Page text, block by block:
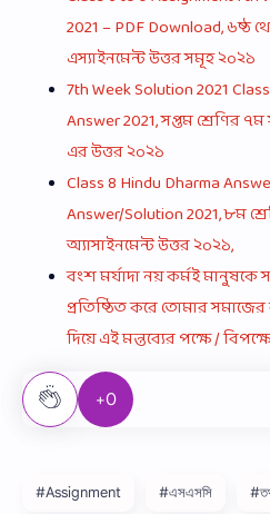
2021 – PDF Download, ৬ষ্ঠ
এস্যাইনমেন্ট উত্তর সমূহ ২০২১
7th Week Solution 2021
Answer 2021, সপ্তম শ্রেণির ৭ম
এর উত্তর ২০২১
Class 8 Hindu Dharma
Answer/Solution 2021, ৮ম
অ্যাসাইনমেন্ট উত্তর ২০২১,
বংশ মর্যাদা নয় কর্মই মানুষকে
প্রতিষ্ঠিত করে তােমার
দিয়ে এই মন্তব্যের পক্ষে /
+0
#Assignment #এসএসসি